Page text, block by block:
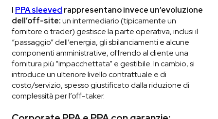
I PPA sleeved rappresentano invece un’evoluzione
dell’off-site:un intermediario (tipicamente un
fornitore o trader) gestisce la parte operativa, inclusi il
“passaggio” dell’energia, gli sbilanciamenti e alcune
componenti amministrative, offrendo al cliente una
fornitura più “impacchettata” e gestibile. In cambio, si
introduce un ulteriore livello contrattuale e di
costo/servizio, spesso giustificato dalla riduzione di
complessità per l’off-taker.